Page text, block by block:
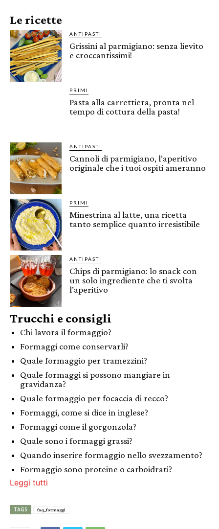
Le ricette
ANTIPASTI
Grissini al parmigiano: senza lievito
e croccantissimi!
PRIMI
Pasta alla carrettiera, pronta nel
tempo di cottura della pasta!
ANTIPASTI
Cannoli di parmigiano, l’aperitivo
originale che i tuoi ospiti ameranno
PRIMI
Minestrina al latte, una ricetta
tanto semplice quanto irresistibile
ANTIPASTI
Chips di parmigiano: lo snack con
un solo ingrediente che ti svolta
l’aperitivo
Trucchi e consigli
Chi lavora il formaggio?
Formaggi come conservarli?
Quale formaggio per tramezzini?
Quale formaggi si possono mangiare in
gravidanza?
Quale formaggio per focaccia di recco?
Formaggi, come si dice in inglese?
Formaggi come il gorgonzola?
Quale sono i formaggi grassi?
Quando inserire formaggio nello svezzamento?
Formaggio sono proteine o carboidrati?
Leggi tutti
TAGS faq_formaggi